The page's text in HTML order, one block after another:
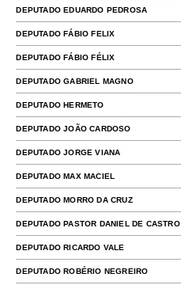
DEPUTADO EDUARDO PEDROSA
DEPUTADO FÁBIO FELIX
DEPUTADO FÁBIO FÉLIX
DEPUTADO GABRIEL MAGNO
DEPUTADO HERMETO
DEPUTADO JOÃO CARDOSO
DEPUTADO JORGE VIANA
DEPUTADO MAX MACIEL
DEPUTADO MORRO DA CRUZ
DEPUTADO PASTOR DANIEL DE CASTRO
DEPUTADO RICARDO VALE
DEPUTADO ROBÉRIO NEGREIRO